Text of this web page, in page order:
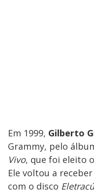
Em 1999, Gilberto
Grammy, pelo
Vivo, que foi eleito
Ele voltou a
com o disco